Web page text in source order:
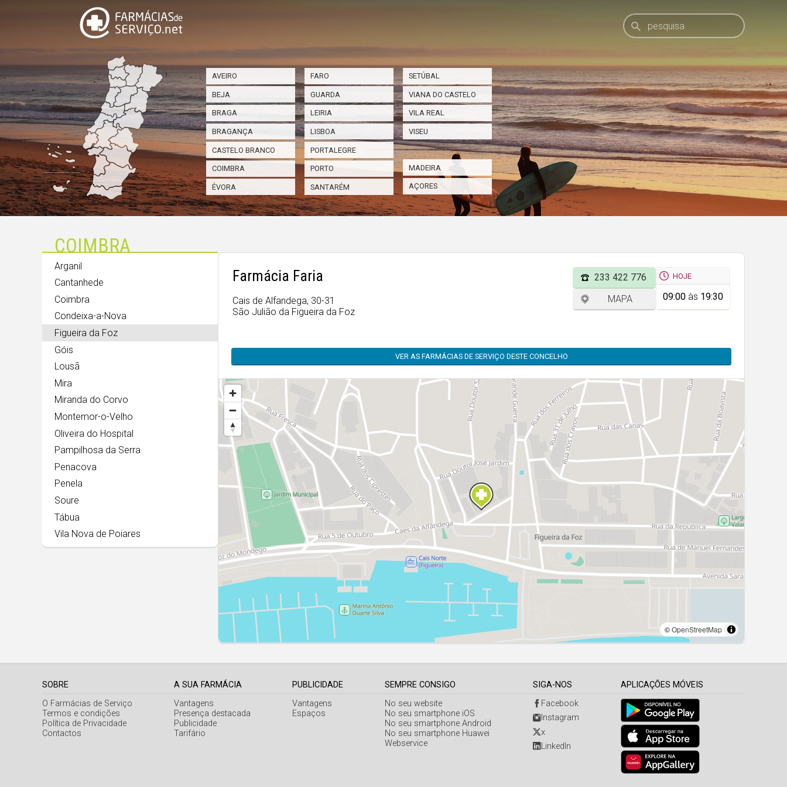
AVEIRO
BEJA
BRAGA
BRAGANÇA
CASTELO BRANCO
COIMBRA
ÉVORA
FARO
GUARDA
LEIRIA
LISBOA
PORTALEGRE
PORTO
SANTARÉM
SETÚBAL
VIANA DO CASTELO
VILA REAL
VISEU
MADEIRA
AÇORES
COIMBRA
Arganil
Cantanhede
Coimbra
Condeixa-a-Nova
Figueira da Foz
Góis
Lousã
Mira
Miranda do Corvo
Montemor-o-Velho
Oliveira do Hospital
Pampilhosa da Serra
Penacova
Penela
Soure
Tábua
Vila Nova de Poiares
Farmácia Faria
Cais de Alfandega, 30-31
São Julião da Figueira da Foz
233 422 776
MAPA
HOJE
09:00às 19:30
VER AS FARMÁCIAS DE SERVIÇO DESTE CONCELHO
SOBRE
O Farmácias de Serviço
Termos e condições
Política de Privacidade
Contactos
A SUA FARMÁCIA
Vantagens
Presença destacada
Publicidade
Tarifário
PUBLICIDADE
Vantagens
Espaços
SEMPRE CONSIGO
No seu website
No seu smartphone iOS
No seu smartphone Android
No seu smartphone Huawei
Webservice
SIGA-NOS
Facebook
Instagram
x
LinkedIn
APLICAÇÕES MÓVEIS